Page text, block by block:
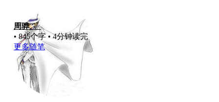
周骅 ，
• 845个字 • 4分钟读完
更多随笔